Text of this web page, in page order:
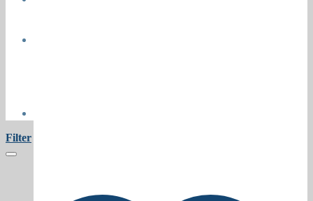
Filter